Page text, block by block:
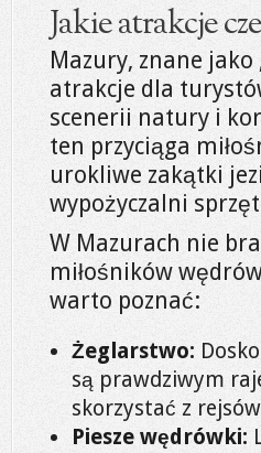
Jakie atrakcje
Mazury, znane
atrakcje dla
scenerii natury i
ten przyciąga
urokliwe zakątki
wypożyczalni
W Mazurach nie
miłośników
warto poznać:
Żeglarstwo:
są prawdziwym
skorzystać z
Piesze wędrówki: